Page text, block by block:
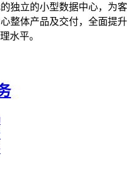
独立的小型数据中心，为客
整体产品及交付，全面提升
水平。